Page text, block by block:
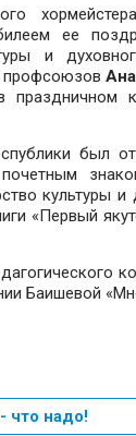
ее
и
профсоюзов
праздничном
был
культуры и
«Первый
Баишевой
что надо!